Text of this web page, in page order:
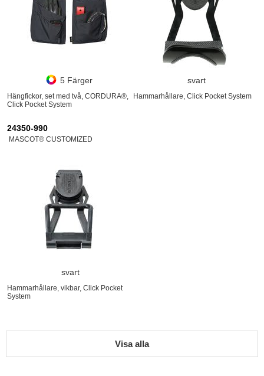
5 Färger
Hängfickor, set med två, CORDURA®,
Click Pocket System
svart
Hammarhållare, Click Pocket System
24350-990
MASCOT® CUSTOMIZED
svart
Hammarhållare, vikbar, Click Pocket
System
Visa alla